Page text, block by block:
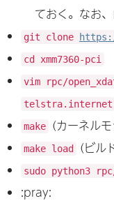
ておく。なお
git clone
cd xmm7360-pci
vim rpc/
telstra.internet
make (カーネル
make load (ビル
sudo python3
:pray: